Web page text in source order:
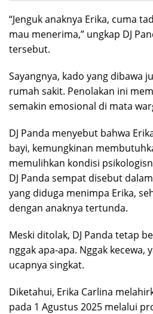
“Jenguk anaknya Erika, cuma
mau menerima,” ungkap DJ
tersebut.
Sayangnya, kado yang dibawa
rumah sakit. Penolakan ini
semakin emosional di mata
DJ Panda menyebut bahwa
bayi, kemungkinan
memulihkan kondisi
DJ Panda sempat disebut
yang diduga menimpa Erika,
dengan anaknya tertunda.
Meski ditolak, DJ Panda tetap
nggak apa-apa. Nggak kecewa,
ucapnya singkat.
Diketahui, Erika Carlina
pada 1 Agustus 2025 melalui